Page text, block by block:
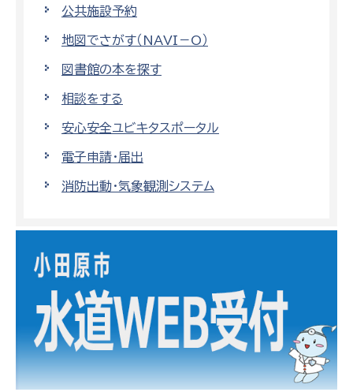
公共施設予約
地図でさがす（NAVI－O）
図書館の本を探す
相談をする
安心安全ユビキタスポータル
電子申請・届出
消防出動・気象観測システム